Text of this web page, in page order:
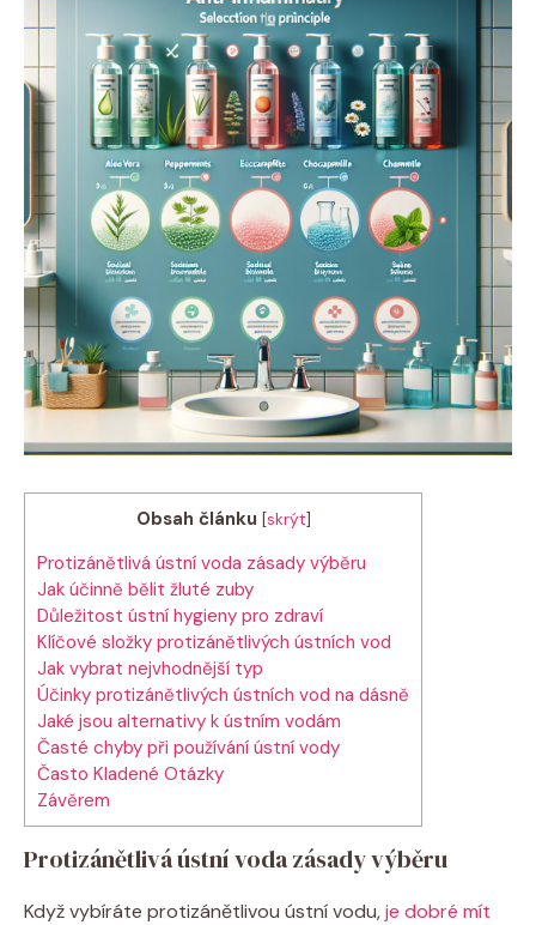
Obsah článku [skrýt]
Protizánětlivá ústní voda zásady výběru
Jak účinně bělit žluté zuby
Důležitost ústní hygieny pro zdraví
Klíčové složky protizánětlivých ústních vod
Jak vybrat nejvhodnější typ
Účinky protizánětlivých ústních vod na dásně
Jaké jsou alternativy k ústním vodám
Časté chyby při používání ústní vody
Často Kladené Otázky
Závěrem
Protizánětlivá ústní voda zásady výběru
Když vybíráte protizánětlivou ústní vodu,je dobré mít